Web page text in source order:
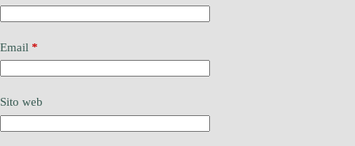
Email *
Sito web